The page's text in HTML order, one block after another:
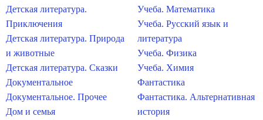
Детская литература.
Приключения
Детская литература. Природа
и животные
Детская литература. Сказки
Документальное
Документальное. Прочее
Дом и семья
Учеба. Математика
Учеба. Русский язык и
литература
Учеба. Физика
Учеба. Химия
Фантастика
Фантастика. Альтернативная
история